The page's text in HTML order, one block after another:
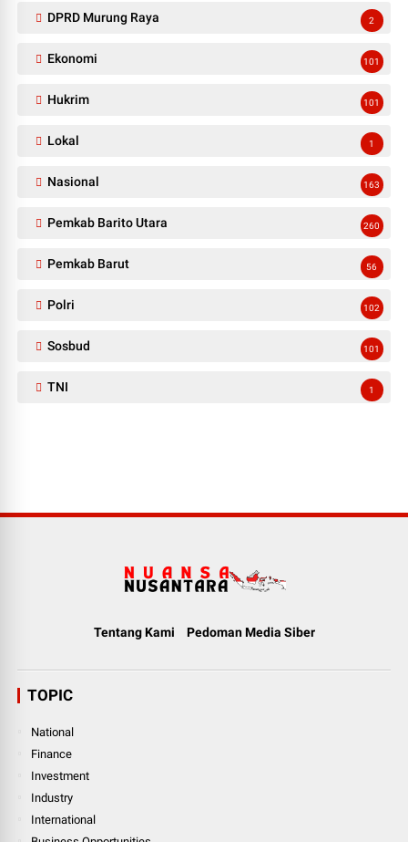
DPRD Murung Raya 2
Ekonomi 101
Hukrim 101
Lokal 1
Nasional 163
Pemkab Barito Utara 260
Pemkab Barut 56
Polri 102
Sosbud 101
TNI 1
Tentang Kami Pedoman Media Siber
TOPIC
National
Finance
Investment
Industry
International